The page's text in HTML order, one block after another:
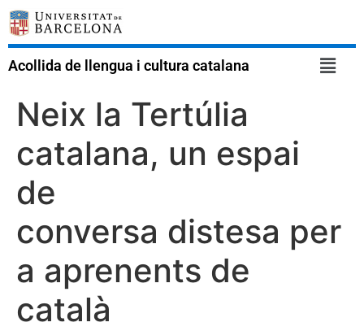
Acollida de llengua i cultura catalana
Neix la Tertúlia
catalana, un espai
de
conversa distesa per
a aprenents de
català